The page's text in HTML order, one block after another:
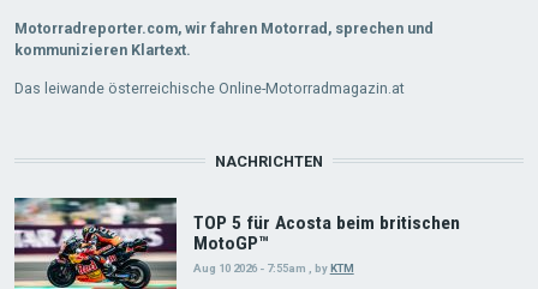
Motorradreporter.com, wir fahren Motorrad, sprechen und
kommunizieren Klartext.
Das leiwande österreichische Online-Motorradmagazin.at
NACHRICHTEN
TOP 5 für Acosta beim britischen
MotoGP™
Aug 10 2026 - 7:55am byKTM